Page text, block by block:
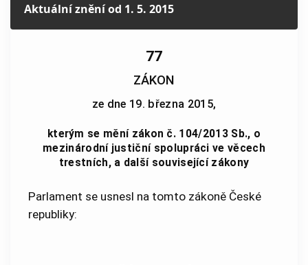
Aktuální zněníod 1. 5. 2015
77
ZÁKON
ze dne 19. března 2015,
kterým se mění zákon č. 104/2013 Sb., o
mezinárodní justiční spolupráci ve věcech
trestních, a další související zákony
Parlament se usnesl na tomto zákoně České
republiky: